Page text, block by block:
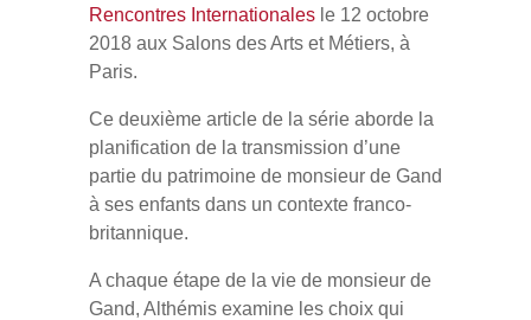
Rencontres Internationales le 12 octobre
2018 aux Salons des Arts et Métiers, à
Paris.
Ce deuxième article de la série aborde la
planification de la transmission d’une
partie du patrimoine de monsieur de Gand
à ses enfants dans un contexte franco-
britannique.
A chaque étape de la vie de monsieur de
Gand, Althémis examine les choix qui